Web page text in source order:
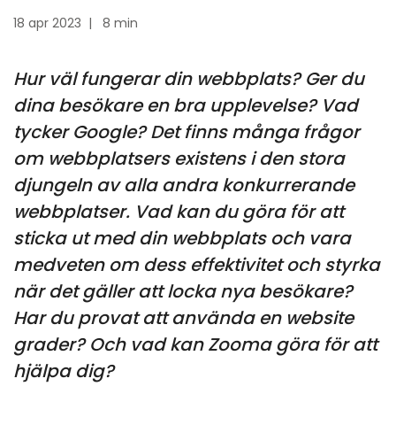
18 apr 2023 | 8 min
Hur väl fungerar din webbplats? Ger du
dina besökare en bra upplevelse? Vad
tycker Google? Det finns många frågor
om webbplatsers existens i den stora
djungeln av alla andra konkurrerande
webbplatser. Vad kan du göra för att
sticka ut med din webbplats och vara
medveten om dess effektivitet och styrka
när det gäller att locka nya besökare?
Har du provat att använda en website
grader? Och vad kan Zooma göra för att
hjälpa dig?